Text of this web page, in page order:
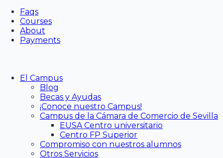
Faqs
Courses
About
Payments
El Campus
Blog
Becas y Ayudas
¡Conoce nuestro Campus!
Campus de la Cámara de Comercio de Sevilla
EUSA Centro universitario
Centro FP Superior
Compromiso con nuestros alumnos
Otros Servicios